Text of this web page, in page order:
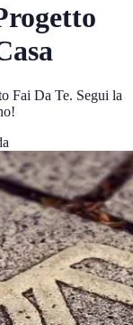
Fai Da Te. Segui la